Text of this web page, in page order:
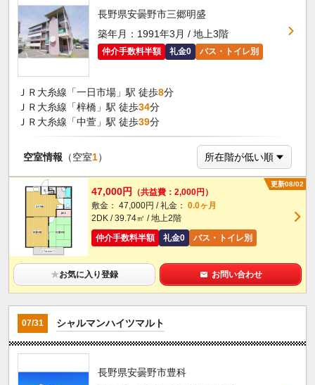
長野県安曇野市三郷明盛
築年月：1991年3月 / 地上3階
仲介手数料半額 礼金0 バス・トイレ別
ＪＲ大糸線「一日市場」駅 徒歩8分
ＪＲ大糸線「梓橋」駅 徒歩34分
ＪＲ大糸線「中萱」駅 徒歩39分
空室情報 （空室1）
更新08/02
47,000円
（共益費：2,000円）
敷金： 47,000円 / 礼金： 0.0ヶ月
2DK / 39.74㎡ / 地上2階
仲介手数料半額
礼金0 バス・トイレ別
★お気に入り登録 お問い合わせ
07/31 シャルマンハイツマルト
長野県安曇野市豊科